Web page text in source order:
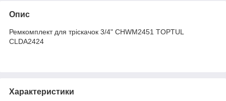
Опис
Ремкомплект для тріскачок 3/4" CHWM2451 TOPTUL
CLDA2424
Характеристики